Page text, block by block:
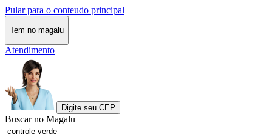
Pular para o conteudo principal
Tem no magalu
Atendimento
Digite seu CEP
Buscar no Magalu